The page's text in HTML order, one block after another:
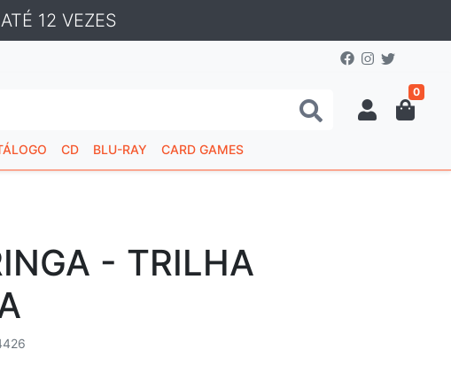
12 VEZES
0
CD BLU-RAY CARD GAMES
- TRILHA